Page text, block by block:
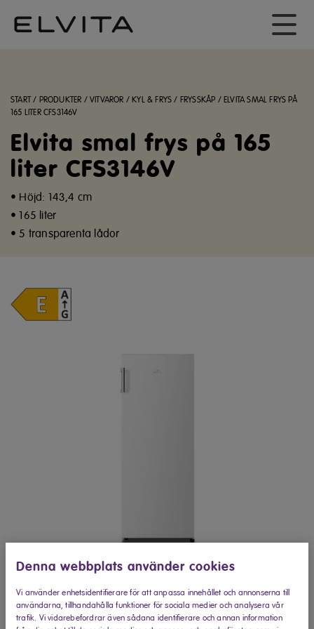
Denna webbplats använder cookies
Vi använder enhetsidentifierare för att anpassa innehållet och annonserna till
användarna, tillhandahålla funktioner för sociala medier och analysera vår
trafik. Vi vidarebefordrar även sådana identifierare och annan information
START / PRODUKTER /VITVAROR /KYL & FRYS / FRYSSKÅP /ELVITA SMAL FRYS PÅ
165 LITER CFS3146V
Elvita smal frys på 165
liter CFS3146V
• Höjd: 143,4 cm
• 165 liter
• 5 transparenta lådor